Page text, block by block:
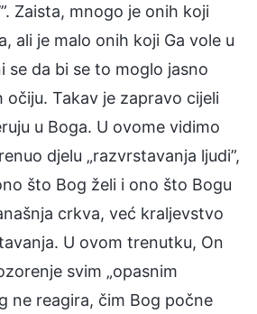
Zaista, mnogo je onih koji
ali je malo onih koji Ga vole u
se da bi se to moglo jasno
Takav je zapravo cijeli
u Boga. U ovome vidimo
djelu „razvrstavanja ljudi”,
što Bog želi i ono što Bogu
crkva, već kraljevstvo
U ovom trenutku, On
svim „opasnim
ne reagira, čim Bog počne